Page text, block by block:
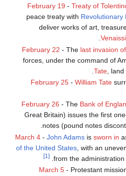
February 19 - Treaty of
peace treaty with Revolutionary
deliver works of art,
February 22 - The last invasion
forces, under the command of
Tate, land
February 25- William Tate
February 26 - The Bank of
Great Britain) issues the first
notes (pound notes
March 4- John Adamsis sworn in
of the United States, with an
from the administration
[1]
March 5- Protestant